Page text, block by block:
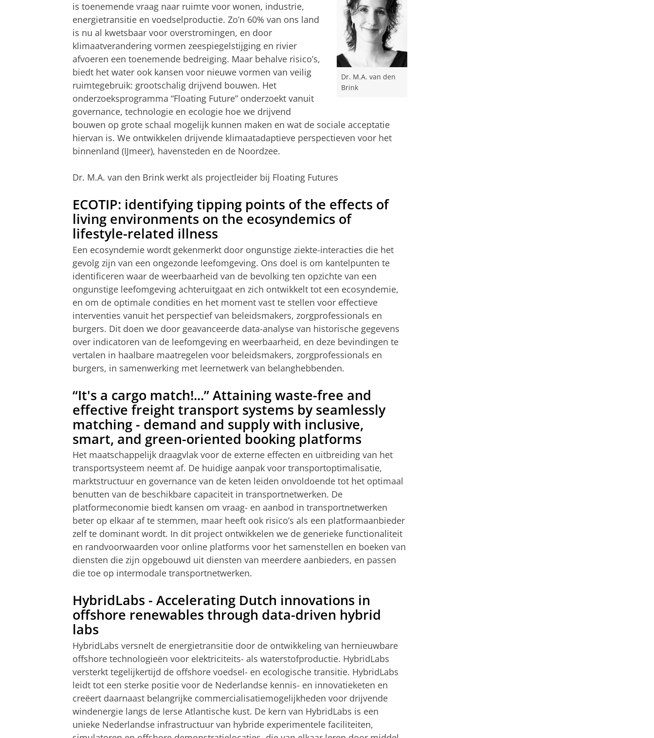
Dr. M.A. van den
Brink
is toenemende vraag naar ruimte voor wonen, industrie,
energietransitie en voedselproductie. Zo’n 60% van ons land
is nu al kwetsbaar voor overstromingen, en door
klimaatverandering vormen zeespiegelstijging en rivier
afvoeren een toenemende bedreiging. Maar behalve risico’s,
biedt het water ook kansen voor nieuwe vormen van veilig
ruimtegebruik: grootschalig drijvend bouwen. Het
onderzoeksprogramma “Floating Future” onderzoekt vanuit
governance, technologie en ecologie hoe we drijvend
bouwen op grote schaal mogelijk kunnen maken en wat de sociale acceptatie
hiervan is. We ontwikkelen drijvende klimaatadaptieve perspectieven voor het
binnenland (IJmeer), havensteden en de Noordzee.
Dr. M.A. van den Brink werkt als projectleider bij Floating Futures
ECOTIP: identifying tipping points of the effects of
living environments on the ecosyndemics of
lifestyle-related illness
Een ecosyndemie wordt gekenmerkt door ongunstige ziekte-interacties die het
gevolg zijn van een ongezonde leefomgeving. Ons doel is om kantelpunten te
identificeren waar de weerbaarheid van de bevolking ten opzichte van een
ongunstige leefomgeving achteruitgaat en zich ontwikkelt tot een ecosyndemie,
en om de optimale condities en het moment vast te stellen voor effectieve
interventies vanuit het perspectief van beleidsmakers, zorgprofessionals en
burgers. Dit doen we door geavanceerde data-analyse van historische gegevens
over indicatoren van de leefomgeving en weerbaarheid, en deze bevindingen te
vertalen in haalbare maatregelen voor beleidsmakers, zorgprofessionals en
burgers, in samenwerking met leernetwerk van belanghebbenden.
“It's a cargo match!...” Attaining waste-free and
effective freight transport systems by seamlessly
matching - demand and supply with inclusive,
smart, and green-oriented booking platforms
Het maatschappelijk draagvlak voor de externe effecten en uitbreiding van het
transportsysteem neemt af. De huidige aanpak voor transportoptimalisatie,
marktstructuur en governance van de keten leiden onvoldoende tot het optimaal
benutten van de beschikbare capaciteit in transportnetwerken. De
platformeconomie biedt kansen om vraag- en aanbod in transportnetwerken
beter op elkaar af te stemmen, maar heeft ook risico’s als een platformaanbieder
zelf te dominant wordt. In dit project ontwikkelen we de generieke functionaliteit
en randvoorwaarden voor online platforms voor het samenstellen en boeken van
diensten die zijn opgebouwd uit diensten van meerdere aanbieders, en passen
die toe op intermodale transportnetwerken.
HybridLabs - Accelerating Dutch innovations in
offshore renewables through data-driven hybrid
labs
HybridLabs versnelt de energietransitie door de ontwikkeling van hernieuwbare
offshore technologieën voor elektriciteits- als waterstofproductie. HybridLabs
versterkt tegelijkertijd de offshore voedsel- en ecologische transitie. HybridLabs
leidt tot een sterke positie voor de Nederlandse kennis- en innovatieketen en
creëert daarnaast belangrijke commercialisatiemogelijkheden voor drijvende
windenergie langs de Ierse Atlantische kust. De kern van HybridLabs is een
unieke Nederlandse infrastructuur van hybride experimentele faciliteiten,